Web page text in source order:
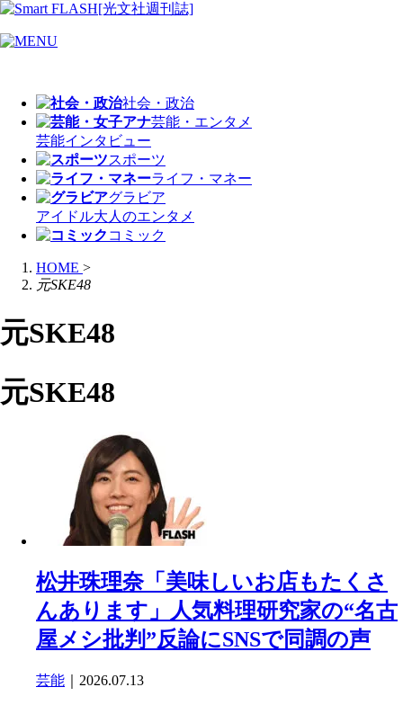
社会・政治
芸能・エンタメ
芸能インタビュー
スポーツ
ライフ・マネー
グラビア
アイドル大人のエンタメ
コミック
HOME >
元SKE48
元SKE48
元SKE48
松井珠理奈「美味しいお店もたくさ
んあります」人気料理研究家の“名古
屋メシ批判”反論にSNSで同調の声
芸能 ｜2026.07.13